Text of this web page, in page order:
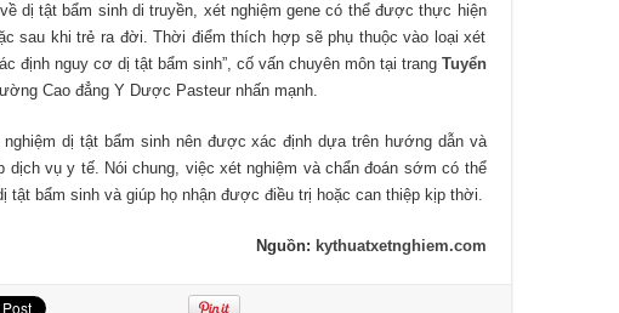
dị tật bẩm sinh di truyền, xét nghiệm gene có thể được thực hiện
sau khi trẻ ra đời. Thời điểm thích hợp sẽ phụ thuộc vào loại xét
định nguy cơ dị tật bẩm sinh”, cố vấn chuyên môn tại trang Tuyển
Cao đẳng Y Dược Pasteur nhấn mạnh.
dị tật bẩm sinh nên được xác định dựa trên hướng dẫn và
dịch vụ y tế. Nói chung, việc xét nghiệm và chẩn đoán sớm có thể
tật bẩm sinh và giúp họ nhận được điều trị hoặc can thiệp kịp thời.
Nguồn: kythuatxetnghiem.com